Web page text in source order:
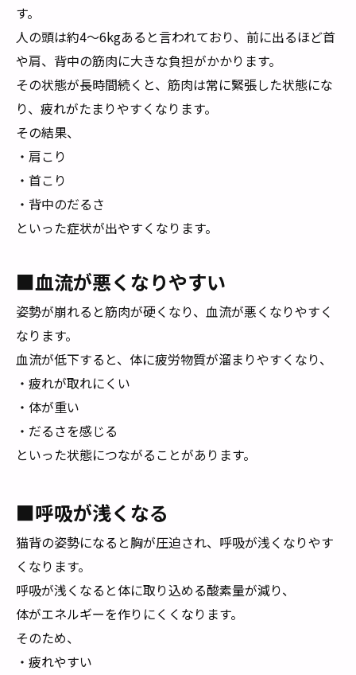
す。
人の頭は約4〜6kgあると言われており、前に出るほど首
や肩、背中の筋肉に大きな負担がかかります。
その状態が長時間続くと、筋肉は常に緊張した状態にな
り、疲れがたまりやすくなります。
その結果、
・肩こり
・首こり
・背中のだるさ
といった症状が出やすくなります。
■血流が悪くなりやすい
姿勢が崩れると筋肉が硬くなり、血流が悪くなりやすく
なります。
血流が低下すると、体に疲労物質が溜まりやすくなり、
・疲れが取れにくい
・体が重い
・だるさを感じる
といった状態につながることがあります。
■呼吸が浅くなる
猫背の姿勢になると胸が圧迫され、呼吸が浅くなりやす
くなります。
呼吸が浅くなると体に取り込める酸素量が減り、
体がエネルギーを作りにくくなります。
そのため、
・疲れやすい